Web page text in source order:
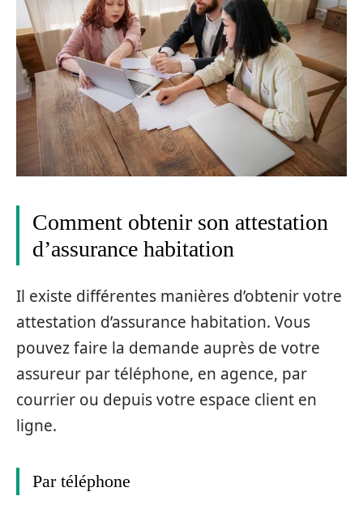
Comment obtenir son attestation
d’assurance habitation
Il existe différentes manières d’obtenir votre
attestation d’assurance habitation. Vous
pouvez faire la demande auprès de votre
assureur par téléphone, en agence, par
courrier ou depuis votre espace client en
ligne.
Par téléphone